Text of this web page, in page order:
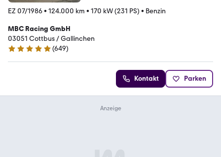
EZ 07/1986• 124.000 km • 170 kW (231 PS) • Benzin
MBC Racing GmbH
03051 Cottbus / Gallinchen
4.8 Sterne
(649)
Kontakt Parken